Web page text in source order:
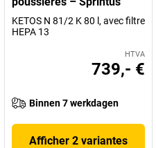
KETOS N 81/2 K 80 l, avec filtre
HEPA 13
HTVA
739,- €
Binnen 7 werkdagen
Afficher 2 variantes